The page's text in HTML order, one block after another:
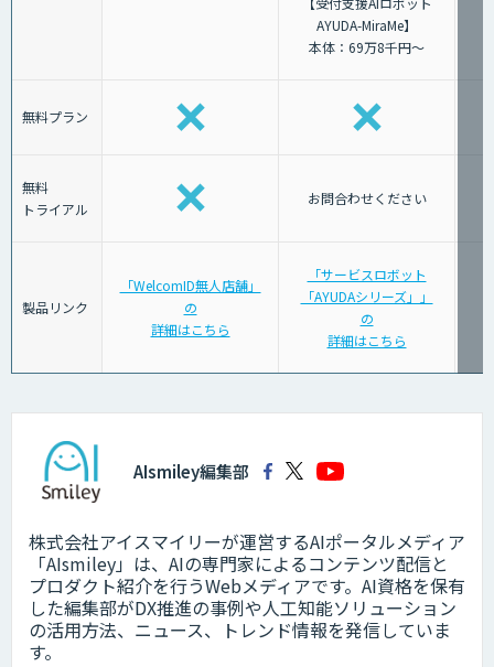
AYUDA-MiraMe】
本体：69万8千円～
無料プラン
無料
トライアル
お問合わせください
製品リンク
「WelcomID無人店舗」
の
詳細はこちら
「サービスロボット
「AYUDAシリーズ」」
の
詳細はこちら
AIsmiley編集部
株式会社アイスマイリーが運営するAIポータルメディア
「AIsmiley」は、AIの専門家によるコンテンツ配信と
プロダクト紹介を行うWebメディアです。AI資格を保有
した編集部がDX推進の事例や人工知能ソリューション
の活用方法、ニュース、トレンド情報を発信していま
す。